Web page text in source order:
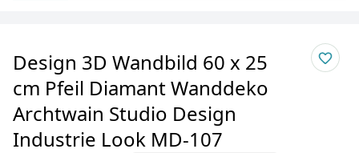
Design 3D Wandbild 60 x 25
cm Pfeil Diamant Wanddeko
Archtwain Studio Design
Industrie Look MD-107